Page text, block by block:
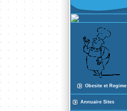
Obesite et Regime
Annuaire Sites